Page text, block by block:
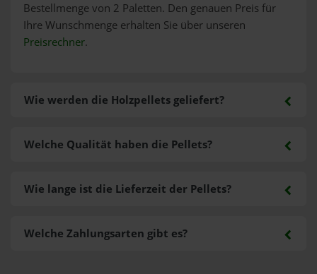
Bestellmenge von 2 Paletten. Den genauen Preis für
Ihre Wunschmenge erhalten Sie über unseren
Preisrechner.
Wie werden die Holzpellets geliefert?
Welche Zahlungsarten gibt es?
Welche Qualität haben die Pellets?
Wie lange ist die Lieferzeit der Pellets?